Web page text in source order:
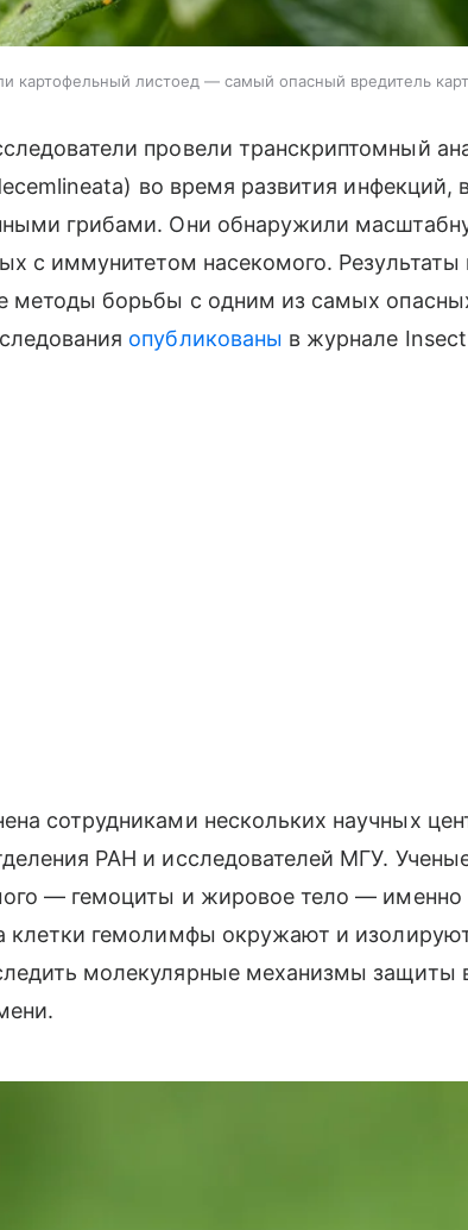
картофельный листоед — самый опасный вредитель
провели транскриптомный
во время развития инфекций,
грибами. Они обнаружили
с иммунитетом насекомого.
методы борьбы с одним из самых
опубликованы в журнале
сотрудниками нескольких научных
РАН и исследователей МГУ.
— гемоциты и жировое тело —
клетки гемолимфы окружают и
молекулярные механизмы защиты